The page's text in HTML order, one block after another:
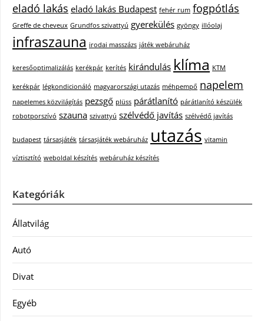
eladó lakás eladó lakás Budapest fehér rum fogpótlás
Greffe de cheveux Grundfos szivattyú gyerekülés gyöngy illóolaj
infraszauna irodai masszázs játék webáruház
keresőoptimalizálás kerékpár kerítés kirándulás klíma KTM
kerékpár légkondicionáló magyarországi utazás méhpempő napelem
napelemes közvilágítás pezsgő plüss párátlanító párátlanító készülék
robotporszívó szauna szivattyú szélvédő javítás szélvédő javítás
budapest társasjáték társasjáték webáruház utazás vitamin
víztisztító weboldal készítés webáruház készítés
Kategóriák
Állatvilág
Autó
Divat
Egyéb